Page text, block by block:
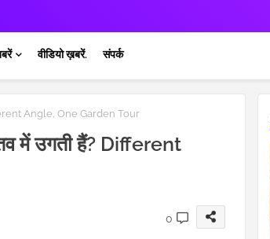
वीडियो ख़बरें. संपर्क
Angle, One Garden Tour
में उगती हैं? Different
0